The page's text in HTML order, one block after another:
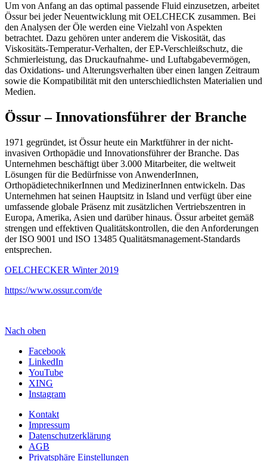
Um von Anfang an das optimal passende Fluid einzusetzen, arbeitet
Össur bei jeder Neuentwicklung mit OELCHECK zusammen. Bei
den Analysen der Öle werden eine Vielzahl von Aspekten
betrachtet. Dazu gehören unter anderem die Viskosität, das
Viskositäts-Temperatur-Verhalten, der EP-Verschleißschutz, die
Schmierleistung, das Druckaufnahme- und Luftabgabevermögen,
das Oxidations- und Alterungsverhalten über einen langen Zeitraum
sowie die Kompatibilität mit den unterschiedlichsten Materialien und
Medien.
Össur – Innovationsführer der Branche
1971 gegründet, ist Össur heute ein Marktführer in der nicht-
invasiven Orthopädie und Innovationsführer der Branche. Das
Unternehmen beschäftigt über 3.000 Mitarbeiter, die weltweit
Lösungen für die Bedürfnisse von AnwenderInnen,
OrthopädietechnikerInnen und MedizinerInnen entwickeln. Das
Unternehmen hat seinen Hauptsitz in Island und verfügt über eine
umfassende globale Präsenz mit zusätzlichen Vertriebszentren in
Europa, Amerika, Asien und darüber hinaus. Össur arbeitet gemäß
strengen und effektiven Qualitätskontrollen, die den Anforderungen
der ISO 9001 und ISO 13485 Qualitätsmanagement-Standards
entsprechen.
OELCHECKER Winter 2019
https://www.ossur.com/de
Nach oben
Facebook
LinkedIn
YouTube
XING
Instagram
Kontakt
Impressum
Datenschutzerklärung
AGB
Privatsphäre Einstellungen